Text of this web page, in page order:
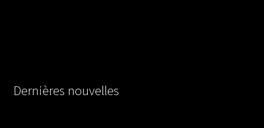
Dernières nouvelles